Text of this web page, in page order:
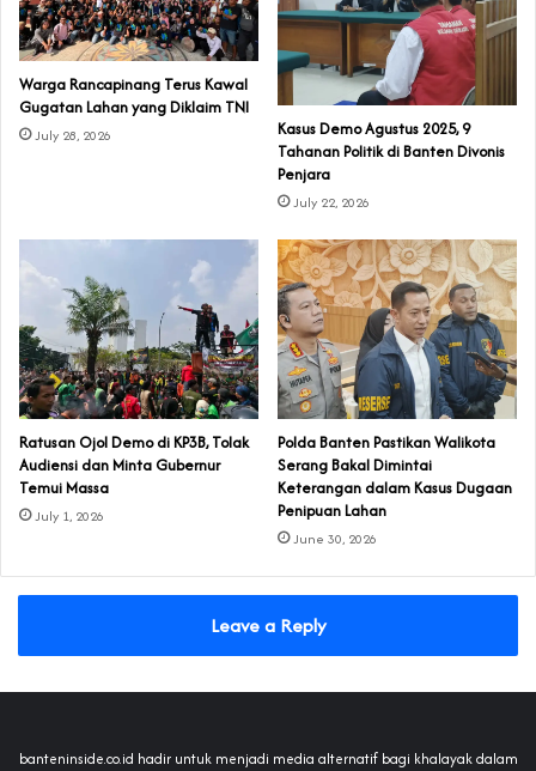
‎Warga Rancapinang Terus Kawal
Gugatan Lahan yang Diklaim TNI‎‎
July 28, 2026
‎Kasus Demo Agustus 2025, 9
Tahanan Politik di Banten Divonis
Penjara
July 22, 2026
‎Ratusan Ojol Demo di KP3B, Tolak
Audiensi dan Minta Gubernur
Temui Massa
July 1, 2026
Polda Banten Pastikan Walikota
Serang Bakal Dimintai
Keterangan dalam Kasus Dugaan
Penipuan Lahan
June 30, 2026
Leave a Reply
banteninside.co.id hadir untuk menjadi media alternatif bagi khalayak dalam